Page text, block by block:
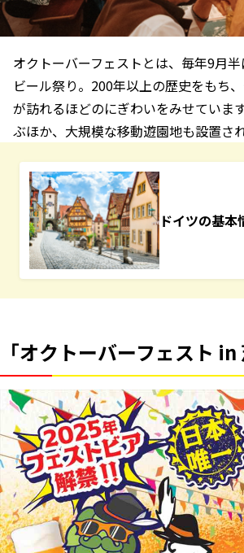
オクトーバーフェストとは、毎年9月
ビール祭り。200年以上の歴史をもち
が訪れるほどのにぎわいをみせていま
ぶほか、大規模な移動遊園地も設置さ
ドイツの基
「オクトーバーフェスト